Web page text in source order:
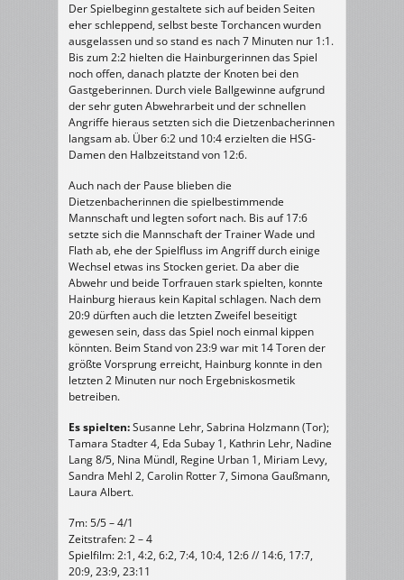
Der Spielbeginn gestaltete sich auf beiden Seiten
eher schleppend, selbst beste Torchancen wurden
ausgelassen und so stand es nach 7 Minuten nur 1:1.
Bis zum 2:2 hielten die Hainburgerinnen das Spiel
noch offen, danach platzte der Knoten bei den
Gastgeberinnen. Durch viele Ballgewinne aufgrund
der sehr guten Abwehrarbeit und der schnellen
Angriffe hieraus setzten sich die Dietzenbacherinnen
langsam ab. Über 6:2 und 10:4 erzielten die HSG-
Damen den Halbzeitstand von 12:6.
Auch nach der Pause blieben die
Dietzenbacherinnen die spielbestimmende
Mannschaft und legten sofort nach. Bis auf 17:6
setzte sich die Mannschaft der Trainer Wade und
Flath ab, ehe der Spielfluss im Angriff durch einige
Wechsel etwas ins Stocken geriet. Da aber die
Abwehr und beide Torfrauen stark spielten, konnte
Hainburg hieraus kein Kapital schlagen. Nach dem
20:9 dürften auch die letzten Zweifel beseitigt
gewesen sein, dass das Spiel noch einmal kippen
könnten. Beim Stand von 23:9 war mit 14 Toren der
größte Vorsprung erreicht, Hainburg konnte in den
letzten 2 Minuten nur noch Ergebniskosmetik
betreiben.
Es spielten:Susanne Lehr, Sabrina Holzmann (Tor);
Tamara Stadter 4, Eda Subay 1, Kathrin Lehr, Nadine
Lang 8/5, Nina Mündl, Regine Urban 1, Miriam Levy,
Sandra Mehl 2, Carolin Rotter 7, Simona Gaußmann,
Laura Albert.
7m: 5/5 – 4/1
Zeitstrafen: 2 – 4
Spielfilm: 2:1, 4:2, 6:2, 7:4, 10:4, 12:6 // 14:6, 17:7,
20:9, 23:9, 23:11